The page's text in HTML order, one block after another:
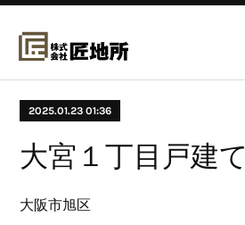
2025.01.23 01:36
大宮１丁目戸建て
大阪市旭区